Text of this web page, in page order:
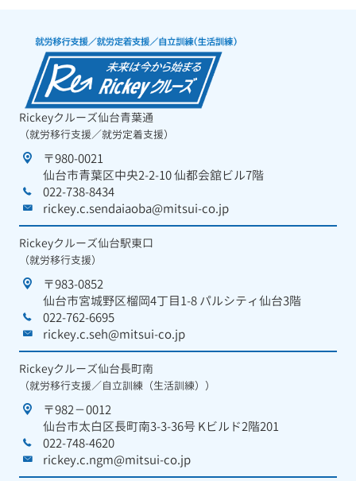
Rickeyクルーズ仙台青葉通
（就労移行支援／就労定着支援）
〒980-0021
仙台市青葉区中央2-2-10 仙都会舘ビル7階
022-738-8434
rickey.c.sendaiaoba@mitsui-co.jp
Rickeyクルーズ仙台駅東口
（就労移行支援）
〒983-0852
仙台市宮城野区榴岡4丁目1-8 パルシティ仙台3階
022-762-6695
rickey.c.seh@mitsui-co.jp
Rickeyクルーズ仙台長町南
（就労移行支援／自立訓練（生活訓練））
〒982－0012
仙台市太白区長町南3-3-36号 Kビルド2階201
022-748-4620
rickey.c.ngm@mitsui-co.jp